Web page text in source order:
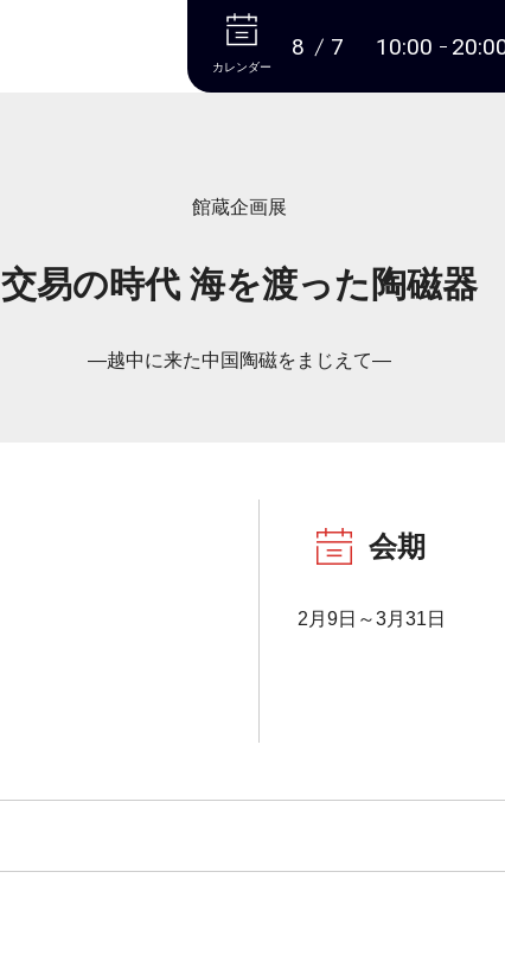
本文へ
カレンダー
8 7 10:00
館蔵企画展
交易の時代 海を渡った陶磁器
―越中に来た中国陶磁をまじえて―
会期
2月9日～3月31日